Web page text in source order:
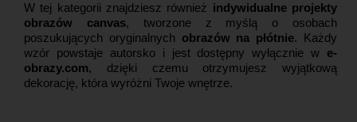
W tej kategorii znajdziesz również indywidualne projekty
obrazów canvas, tworzone z myślą o osobach
poszukujących oryginalnych obrazów na płótnie. Każdy
wzór powstaje autorsko i jest dostępny wyłącznie w e-
obrazy.com, dzięki czemu otrzymujesz wyjątkową
dekorację, która wyróżni Twoje wnętrze.